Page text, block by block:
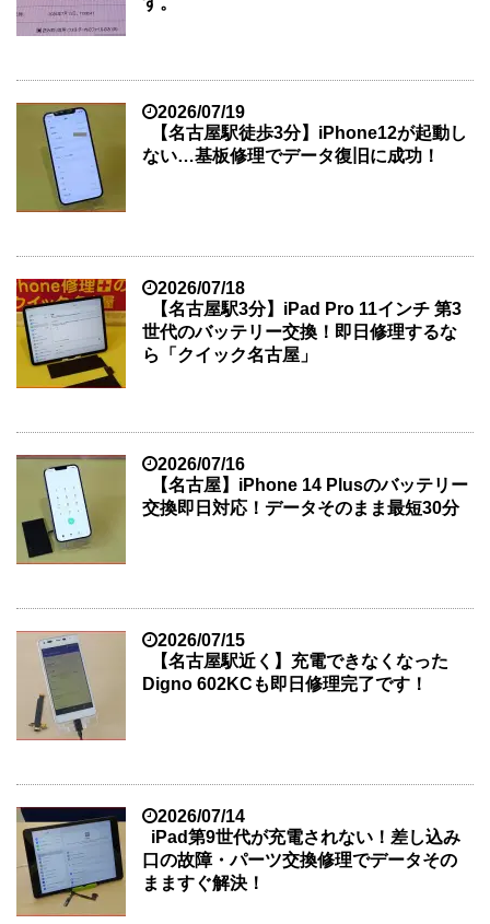
2026/07/19
【名古屋駅徒歩3分】iPhone12が起動し
ない…基板修理でデータ復旧に成功！
2026/07/18
【名古屋駅3分】iPad Pro 11インチ 第3
世代のバッテリー交換！即日修理するな
ら「クイック名古屋」
2026/07/16
【名古屋】iPhone 14 Plusのバッテリー
交換即日対応！データそのまま最短30分
2026/07/15
【名古屋駅近く】充電できなくなった
Digno 602KCも即日修理完了です！
2026/07/14
iPad第9世代が充電されない！差し込み
口の故障・パーツ交換修理でデータその
まますぐ解決！